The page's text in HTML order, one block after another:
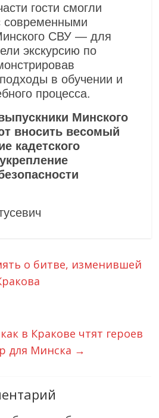
гости смогли
современными
СВУ — для
экскурсию по
в обучении и
процесса.
Минского
вносить весомый
кадетского
о битве, изменившей
в Кракове чтят героев
для Минска →